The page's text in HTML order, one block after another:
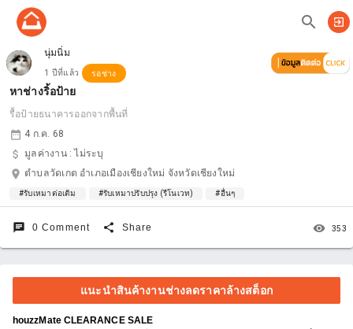
search exit_to_app
นุ่มนิ่ม
1 ปีที่แล้ว รอช่าง
หาช่างริ้อป้าย
รื้อป้ายธนาคารออกจากพื้นที่
date_range 4 ก.ค. 68
attach_money มูลค่างาน :ไม่ระบุ
location_on ตำบลวัดเกต อำเภอเมืองเชียงใหม่ จังหวัดเชียงใหม่
#รับเหมาต่อเติม #รับเหมาปรับปรุง (รีโนเวท) #อื่นๆ
chat 0 Comment share Share remove_red_eye 353
แนะนำสินค้างานช่างลดราคาล้างสต็อก
houzzMate CLEARANCE SALE